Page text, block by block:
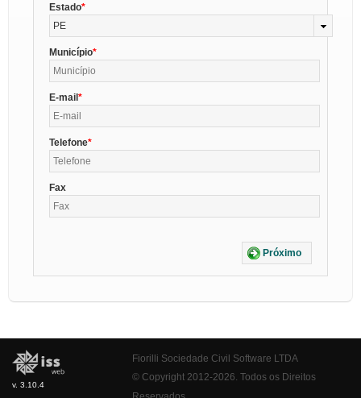
Estado
PE
Município
E-mail
Telefone
Fax
Próximo
v. 3.10.4
Fiorilli Sociedade Civil Software LTDA
© Copyright 2012-2026. Todos os Direitos